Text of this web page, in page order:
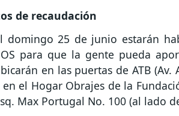
de recaudación
domingo 25 de junio estarán
para que la gente pueda
en las puertas de ATB
en el Hogar Obrajes de la
Max Portugal No. 100 (al lado